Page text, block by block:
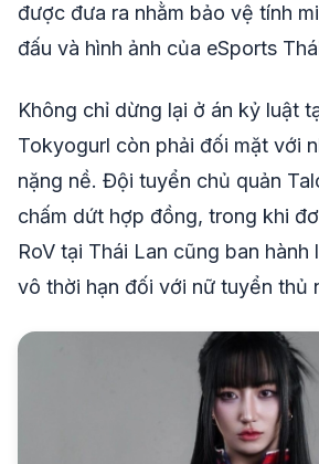
được đưa ra nhằm bảo vệ tính
đấu và hình ảnh của eSports
Không chỉ dừng lại ở án kỷ luật
Tokyogurl còn phải đối mặt với
nặng nề. Đội tuyển chủ quản
chấm dứt hợp đồng, trong khi
RoV tại Thái Lan cũng ban hành
vô thời hạn đối với nữ tuyển thủ